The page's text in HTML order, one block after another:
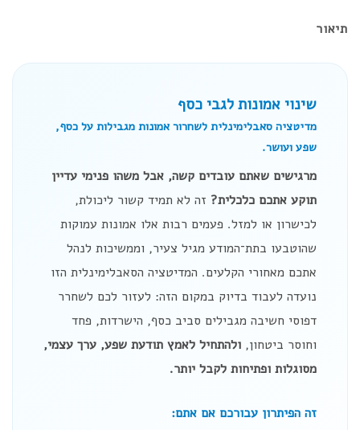
תיאור
שינוי אמונות לגבי כסף
מדיטציה סאבלימינלית לשחרור אמונות מגבילות על כסף,
שפע ועושר.
מרגישים שאתם עובדים קשה, אבל משהו פנימי עדיין
תוקע אתכם כלכלית? זה לא תמיד קשור ליכולת,
לכישרון או למזל. פעמים רבות אלו אמונות עמוקות
שהוטבעו בתת־המודע מגיל צעיר, וממשיכות לנהל
אתכם מאחורי הקלעים. המדיטציה הסאבלימינלית הזו
נועדה לעבוד בדיוק במקום הזה: לעזור לכם לשחרר
דפוסי חשיבה מגבילים סביב כסף, הישרדות, פחד
וחוסר ביטחון, ולהתחיל לאמץ תודעת שפע, ערך עצמי,
מסוגלות ופתיחות לקבל יותר.
זה הפיתרון עבורכם אם אתם: